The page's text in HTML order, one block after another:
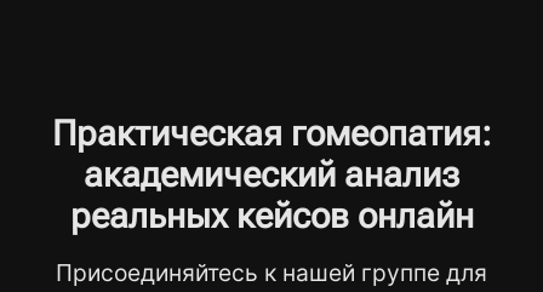
Практическая гомеопатия:
академический анализ
реальных кейсов онлайн
Присоединяйтесь к нашей группе для